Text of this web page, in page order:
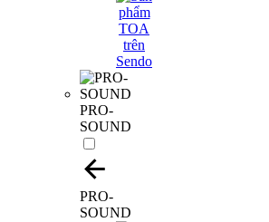
PRO-
SOUND
PRO-
SOUND